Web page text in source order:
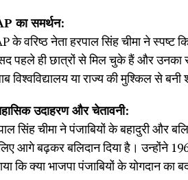
का समर्थन:
के वरिष्ठ नेता हरपाल सिंह चीमा ने स्पष्ट
पहले ही छात्रों से मिल चुके हैं और उनका
विश्वविद्यालय या राज्य की मुश्किल से
उदाहरण और चेतावनी:
सिंह चीमा ने पंजाबियों के बहादुरी और
आगे बढ़कर बलिदान दिया है। उन्होंने
कि क्या भाजपा पंजाबियों के योगदान का